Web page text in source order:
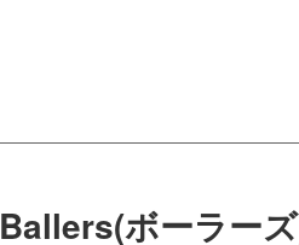
Ballers(ボーラー